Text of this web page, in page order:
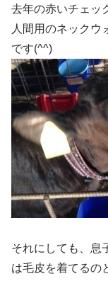
去年の赤いチェッ
人間用のネックウ
です(^^)
それにしても、息
は毛皮を着てるの